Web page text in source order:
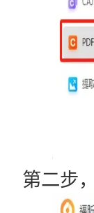
第二步